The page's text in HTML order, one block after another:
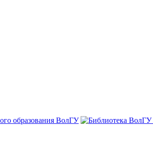
образования ВолГУ